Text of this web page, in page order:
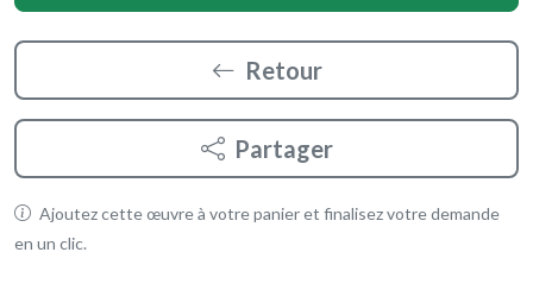
Retour
Partager
Ajoutez cette œuvre à votre panier et finalisez votre demande
en un clic.